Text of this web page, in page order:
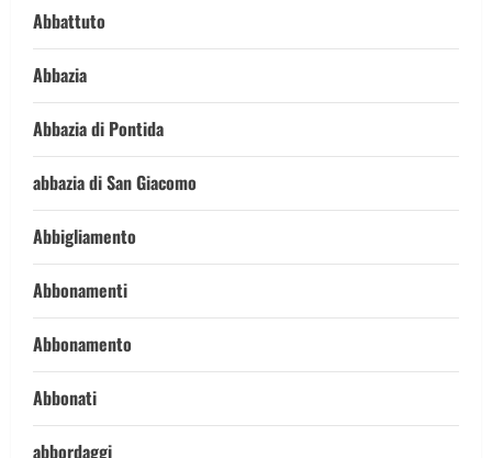
Abbattuto
Abbazia
Abbazia di Pontida
abbazia di San Giacomo
Abbigliamento
Abbonamenti
Abbonamento
Abbonati
abbordaggi